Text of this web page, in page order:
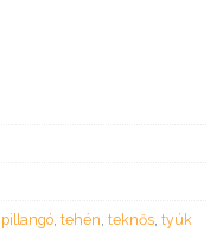
pillangó, tehén, teknős, tyúk